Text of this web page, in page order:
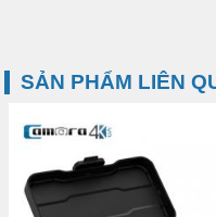
So với các sản phẩm cáp
Lesu Remax RC-050T
Với các sọc dọc nhuyễn
lại sự mượt mà và cảm
hai sự lựa chọn, màu
SẢN PHẨM LIÊN